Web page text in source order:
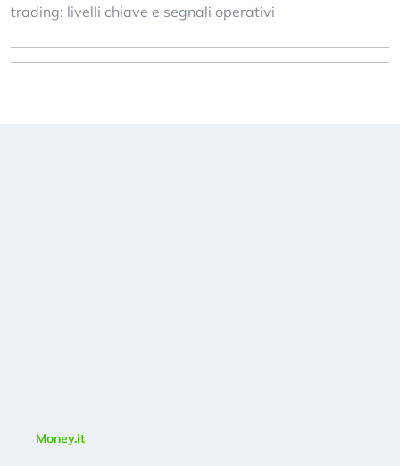
trading: livelli chiave e segnali operativi
Money.it